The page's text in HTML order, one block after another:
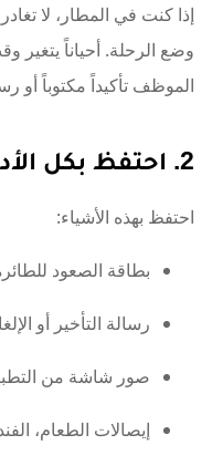
إذا كنت في المطار، لا
وضع الرحلة. أحياناً يتغير
الموظف تأكيداً مكتوباً أو
2. احتفظ بكل الأدلة
احتفظ بهذه الأشياء:
بطاقة الصعود
رسالة التأخير أو
صور شاشة من
إيصالات الطعام،